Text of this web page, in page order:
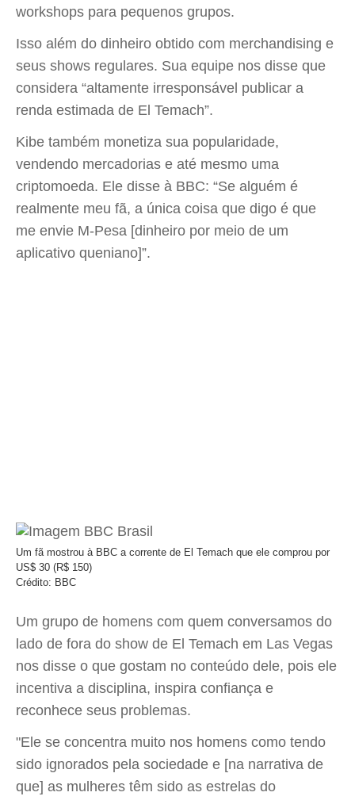
workshops para pequenos grupos.
Isso além do dinheiro obtido com merchandising e
seus shows regulares. Sua equipe nos disse que
considera “altamente irresponsável publicar a
renda estimada de El Temach”.
Kibe também monetiza sua popularidade,
vendendo mercadorias e até mesmo uma
criptomoeda. Ele disse à BBC: “Se alguém é
realmente meu fã, a única coisa que digo é que
me envie M-Pesa [dinheiro por meio de um
aplicativo queniano]”.
Um fã mostrou à BBC a corrente de El Temach que ele comprou por
US$ 30 (R$ 150)
Crédito: BBC
Um grupo de homens com quem conversamos do
lado de fora do show de El Temach em Las Vegas
nos disse o que gostam no conteúdo dele, pois ele
incentiva a disciplina, inspira confiança e
reconhece seus problemas.
"Ele se concentra muito nos homens como tendo
sido ignorados pela sociedade e [na narrativa de
que] as mulheres têm sido as estrelas do